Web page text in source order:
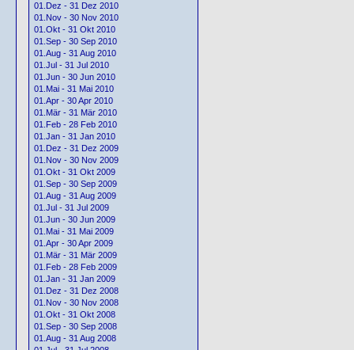
01.Dez - 31 Dez 2010
01.Nov - 30 Nov 2010
01.Okt - 31 Okt 2010
01.Sep - 30 Sep 2010
01.Aug - 31 Aug 2010
01.Jul - 31 Jul 2010
01.Jun - 30 Jun 2010
01.Mai - 31 Mai 2010
01.Apr - 30 Apr 2010
01.Mär - 31 Mär 2010
01.Feb - 28 Feb 2010
01.Jan - 31 Jan 2010
01.Dez - 31 Dez 2009
01.Nov - 30 Nov 2009
01.Okt - 31 Okt 2009
01.Sep - 30 Sep 2009
01.Aug - 31 Aug 2009
01.Jul - 31 Jul 2009
01.Jun - 30 Jun 2009
01.Mai - 31 Mai 2009
01.Apr - 30 Apr 2009
01.Mär - 31 Mär 2009
01.Feb - 28 Feb 2009
01.Jan - 31 Jan 2009
01.Dez - 31 Dez 2008
01.Nov - 30 Nov 2008
01.Okt - 31 Okt 2008
01.Sep - 30 Sep 2008
01.Aug - 31 Aug 2008